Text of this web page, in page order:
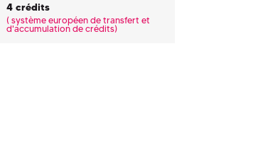
4 crédits
(système européen de transfert et
d'accumulation de crédits)